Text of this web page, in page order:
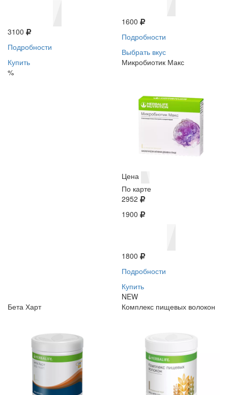
3100
Подробности
Купить
%
1600
Подробности
Выбрать вкус
Микробиотик Макс
Цена
По карте
2952
1900
1800
Подробности
Купить
NEW
Бета Харт
Комплекс пищевых волокон